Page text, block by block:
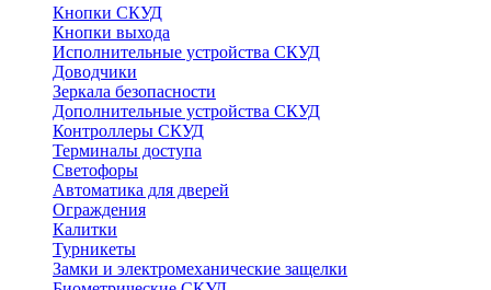
Кнопки СКУД
Кнопки выхода
Исполнительные устройства СКУД
Доводчики
Зеркала безопасности
Дополнительные устройства СКУД
Контроллеры СКУД
Терминалы доступа
Светофоры
Автоматика для дверей
Ограждения
Калитки
Турникеты
Замки и электромеханические защелки